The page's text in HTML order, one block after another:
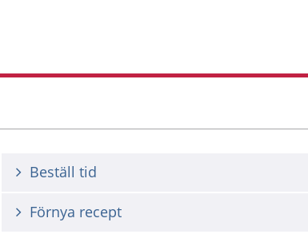
Beställ tid
Förnya recept